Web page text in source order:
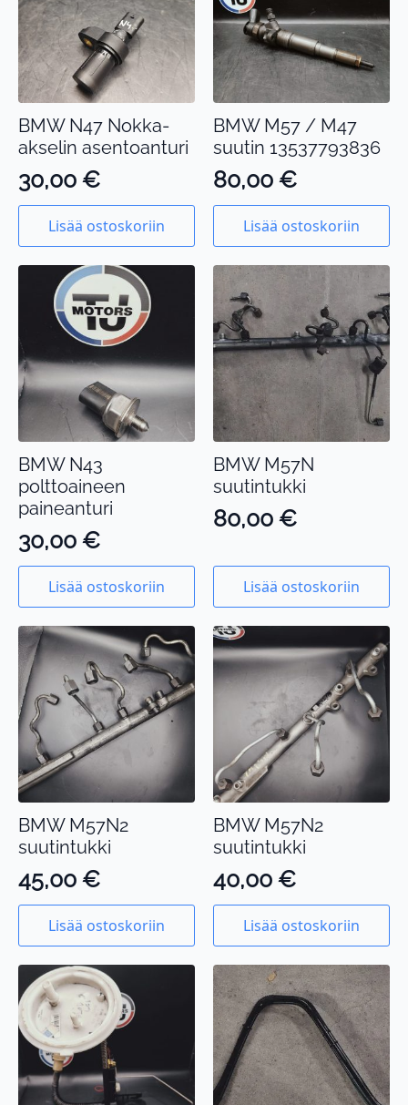
BMW N47 Nokka-
akselin asentoanturi
30,00 €
Lisää ostoskoriin
BMW M57 / M47
suutin 13537793836
80,00 €
Lisää ostoskoriin
BMW N43
polttoaineen
paineanturi
30,00 €
Lisää ostoskoriin
BMW M57N
suutintukki
80,00 €
Lisää ostoskoriin
BMW M57N2
suutintukki
45,00 €
Lisää ostoskoriin
BMW M57N2
suutintukki
40,00 €
Lisää ostoskoriin